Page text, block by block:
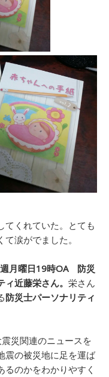
てくれていた。とても
涙がでました。
月曜日19時OA 防災
近藤栄さん。 栄さん
防災士パーソナリティ
災関連のニュースを
震の被災地に足を運ば
のかをわかりやすく